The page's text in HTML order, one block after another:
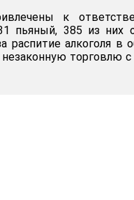
к
пьяный, 385 из них
распитие алкоголя в
торговлю